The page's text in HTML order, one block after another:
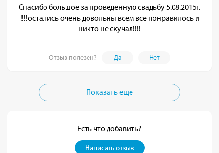
Спасибо большое за проведенную свадьбу 5.08.2015г.
!!!!остались очень довольны всем все понравилось и
никто не скучал!!!!
Отзыв полезен? Да Нет
Показать еще
Есть что добавить?
Написать отзыв